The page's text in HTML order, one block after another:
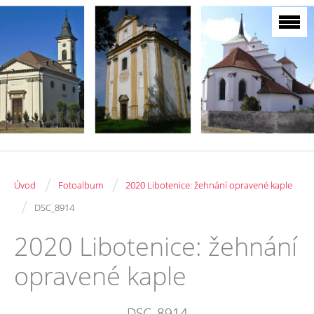
Úvod / Fotoalbum / 2020 Libotenice: žehnání opravené kaple
/ DSC_8914
2020 Libotenice: žehnání
opravené kaple